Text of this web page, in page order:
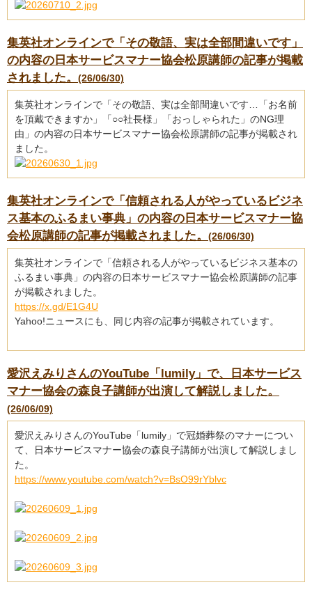
集英社オンラインで「その敬語、実は全部間違いです」
の内容の日本サービスマナー協会松原講師の記事が掲載
されました。 (26/06/30)
集英社オンラインで「その敬語、実は全部間違いです…「お名前
を頂戴できますか」「○○社長様」「おっしゃられた」のNG理
由」の内容の日本サービスマナー協会松原講師の記事が掲載され
ました。
集英社オンラインで「信頼される人がやっているビジネ
ス基本のふるまい事典」の内容の日本サービスマナー協
会松原講師の記事が掲載されました。 (26/06/30)
集英社オンラインで「信頼される人がやっているビジネス基本の
ふるまい事典」の内容の日本サービスマナー協会松原講師の記事
が掲載されました。
https://x.gd/E1G4U
Yahoo!ニュースにも、同じ内容の記事が掲載されています。
愛沢えみりさんのYouTube「lumily」で、日本サービス
マナー協会の森良子講師が出演して解説しました。
(26/06/09)
愛沢えみりさんのYouTube「lumily」で冠婚葬祭のマナーについ
て、日本サービスマナー協会の森良子講師が出演して解説しまし
た。
https://www.youtube.com/watch?v=BsO99rYblvc